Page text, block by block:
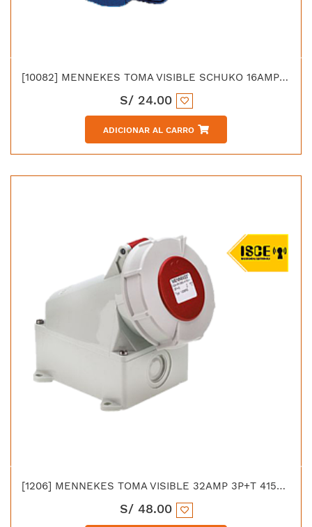
[10082] MENNEKES TOMA VISIBLE SCHUKO 16AMP 2P+T 250V AZUL IP44
S/ 24.00
ADICIONAR AL CARRO
[1206] MENNEKES TOMA VISIBLE 32AMP 3P+T 415V ROJO 6H IP67
S/ 48.00